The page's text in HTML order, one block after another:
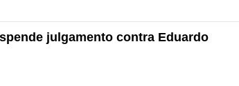
julgamento contra Eduardo